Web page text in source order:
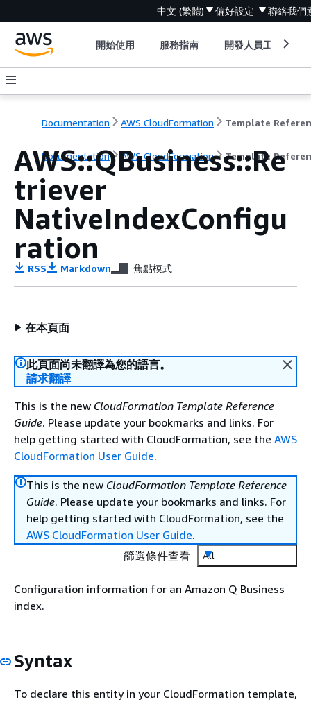
中文 (繁體) 偏好設定 聯絡我們
開始使用 服務指南 開發人員工具
Documentation AWS CloudFormation Template
Documentation AWS CloudFormation Template
AWS::QBusiness::Re
triever
NativeIndexConfigu
ration
RSS Markdown 焦點模式
在本頁面
此頁面尚未翻譯為您的語言。
請求翻譯
This is the new CloudFormation Template Reference
Guide. Please update your bookmarks and links. For
help getting started with CloudFormation, see the AWS
CloudFormation User Guide.
This is the new CloudFormation Template Reference
Guide. Please update your bookmarks and links. For
help getting started with CloudFormation, see the
AWS CloudFormation User Guide.
篩選條件查看
All
Configuration information for an Amazon Q Business
index.
Syntax
To declare this entity in your CloudFormation template,